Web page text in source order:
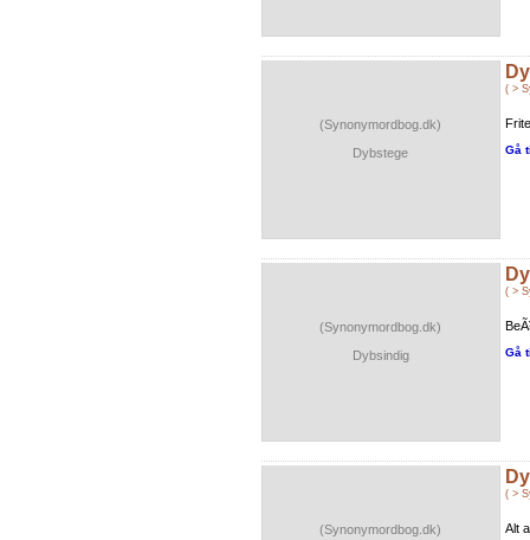
(Synonymordbog.dk)
Dybstege
( >
Gå
(Synonymordbog.dk)
Dybsindig
( >
Gå
(Synonymordbog.dk)
( >
Alt